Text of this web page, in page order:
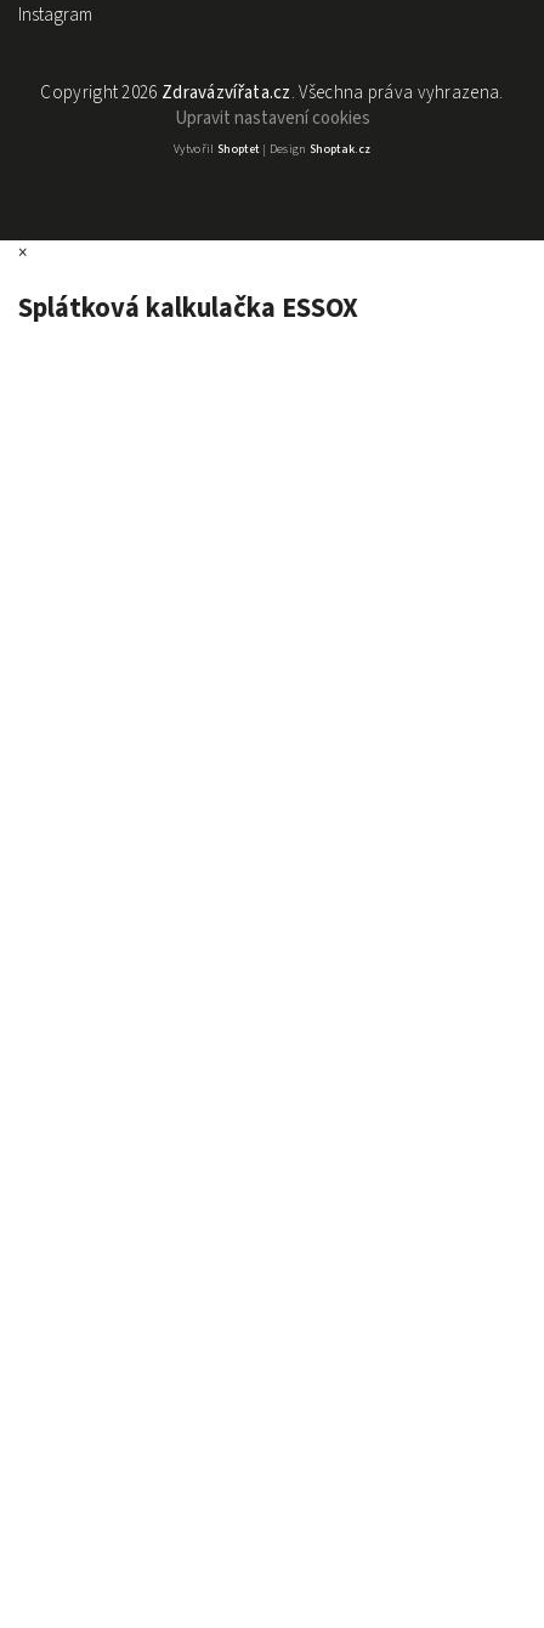
Instagram
Copyright 2026 Zdravázvířata.cz. Všechna práva vyhrazena.
Upravit nastavení cookies
Vytvořil Shoptet| Design Shoptak.cz
×
Splátková kalkulačka ESSOX